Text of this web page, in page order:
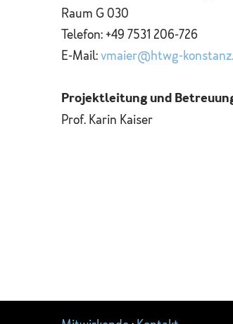
Raum G 030
Telefon: +49 7531 206-726
E-Mail: vmaier@htwg-
Projektleitung und
Prof. Karin Kaiser